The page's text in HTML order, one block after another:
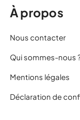
À propos
Nous contacter
Qui sommes-nous
Mentions légales
Déclaration de